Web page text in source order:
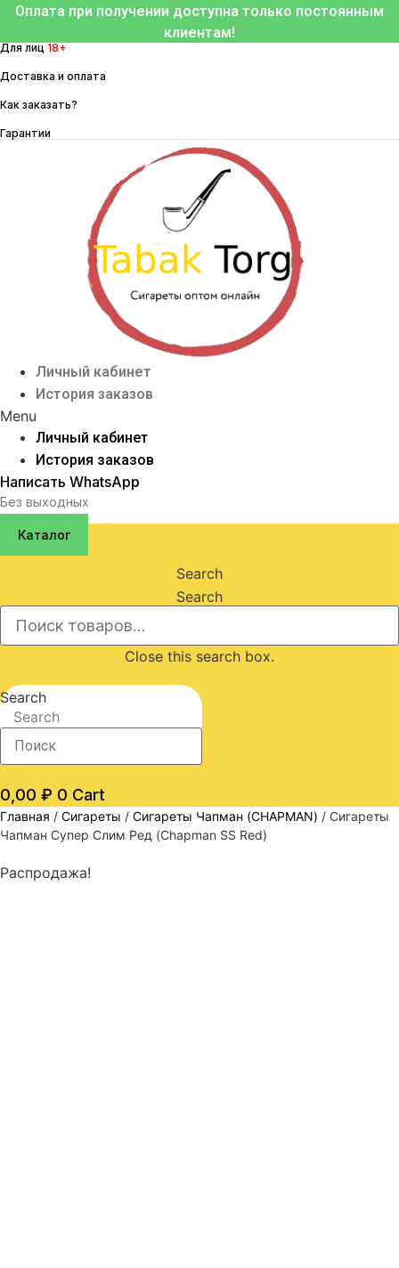
Перейти
содержимому
Оплата при получении доступна только постоянным
клиентам!
Для лиц 18+
Доставка и оплата
Как заказать?
Гарантии
Личный кабинет
История заказов
Menu
Личный кабинет
История заказов
Написать WhatsApp
Без выходных
Каталог
Search
Search
Close this search box.
Search
Search
0,00 ₽ 0 Cart
Главная / Сигареты / Сигареты Чапман (CHAPMAN) / Сигареты
Чапман Супер Слим Ред (Chapman SS Red)
Распродажа!